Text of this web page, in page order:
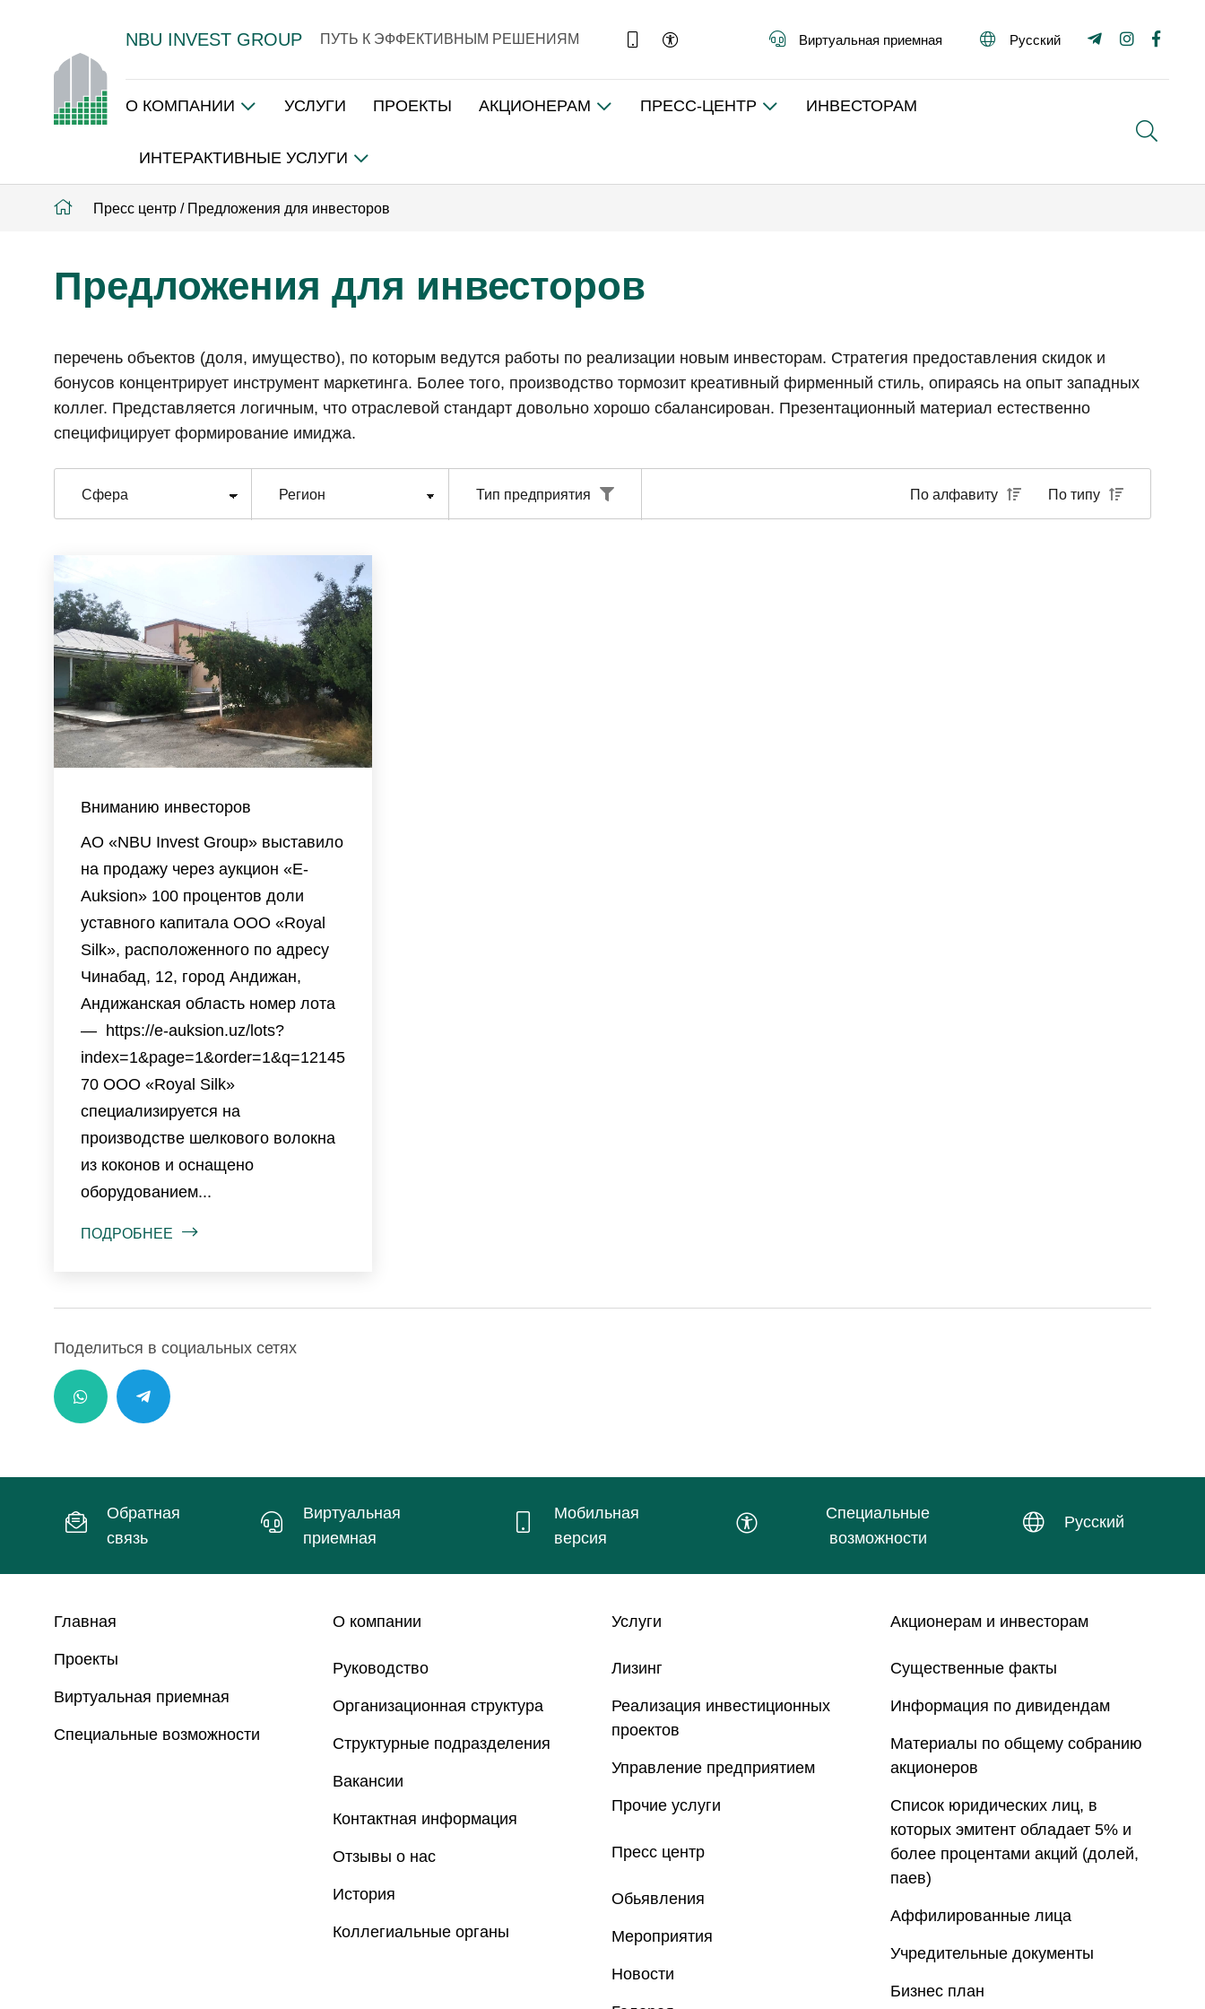
NBU INVEST GROUP ПУТЬ К ЭФФЕКТИВНЫМ РЕШЕНИЯМ Виртуальная приемная Русский
О КОМПАНИИ УСЛУГИ ПРОЕКТЫ АКЦИОНЕРАМ ПРЕСС-ЦЕНТР ИНВЕСТОРАМ
ИНТЕРАКТИВНЫЕ УСЛУГИ
Пресс центр / Предложения для инвесторов
Предложения для инвесторов
перечень объектов (доля, имущество), по которым ведутся работы по реализации новым инвесторам. Стратегия предоставления скидок и
бонусов концентрирует инструмент маркетинга. Более того, производство тормозит креативный фирменный стиль, опираясь на опыт западных
коллег. Представляется логичным, что отраслевой стандарт довольно хорошо сбалансирован. Презентационный материал естественно
специфицирует формирование имиджа.
Тип предприятия По алфавиту По типу
Вниманию инвесторов
АО «NBU Invest Group» выставило
на продажу через аукцион «E-
Auksion» 100 процентов доли
уставного капитала ООО «Royal
Silk», расположенного по адресу
Чинабад, 12, город Андижан,
Андижанская область номер лота
— https://e-auksion.uz/lots?
index=1&page=1&order=1&q=12145
70 ООО «Royal Silk»
специализируется на
производстве шелкового волокна
из коконов и оснащено
оборудованием...
ПОДРОБНЕЕ
Поделиться в социальных сетях
Обратная
связь
Виртуальная
приемная
Мобильная
версия
Специальные
возможности
Русский
Главная
Проекты
Виртуальная приемная
Специальные возможности
О компании
Руководство
Организационная структура
Структурные подразделения
Вакансии
Контактная информация
Отзывы о нас
История
Коллегиальные органы
Услуги
Лизинг
Реализация инвестиционных
проектов
Управление предприятием
Прочие услуги
Пресс центр
Обьявления
Мероприятия
Новости
Акционерам и инвесторам
Существенные факты
Информация по дивидендам
Материалы по общему собранию
акционеров
Список юридических лиц, в
которых эмитент обладает 5% и
более процентами акций (долей,
паев)
Аффилированные лица
Учредительные документы
Бизнес план